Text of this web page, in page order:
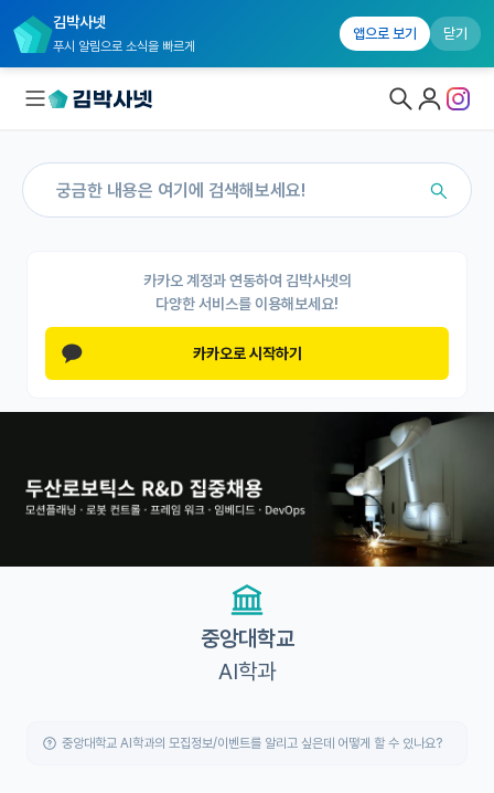
김박사넷
푸시 알림으로 소식을 빠르게
앱으로 보기 닫기
대학원생 모집
연구실&오픈랩 홈
오픈랩 전체보기
커리어
중앙대학교
AI학과
중앙대학교 AI학과의 모집정보/이벤트를 알리고 싶은데 어떻게 할 수 있나요?
카카오 계정과 연동하여 김박사넷의
다양한 서비스를 이용해보세요!
카카오로 시작하기